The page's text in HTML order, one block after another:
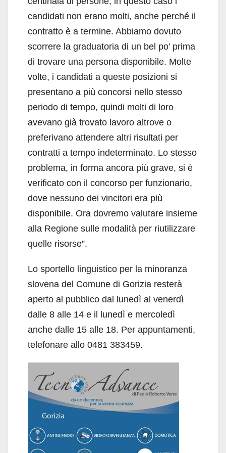
candidati non erano molti, anche perché il
contratto è a termine. Abbiamo dovuto
scorrere la graduatoria di un bel po’ prima
di trovare una persona disponibile. Molte
volte, i candidati a queste posizioni si
presentano a più concorsi nello stesso
periodo di tempo, quindi molti di loro
avevano già trovato lavoro altrove o
preferivano attendere altri risultati per
contratti a tempo indeterminato. Lo stesso
problema, in forma ancora più grave, si è
verificato con il concorso per funzionario,
dove nessuno dei vincitori era più
disponibile. Ora dovremo valutare insieme
alla Regione sulle modalità per riutilizzare
quelle risorse”.
Lo sportello linguistico per la minoranza
slovena del Comune di Gorizia resterà
aperto al pubblico dal lunedì al venerdì
dalle 8 alle 14 e il lunedì e mercoledì
anche dalle 15 alle 18. Per appuntamenti,
telefonare allo 0481 383459.